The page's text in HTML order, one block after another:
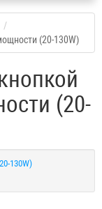
(20-130W)
(20-
130W)